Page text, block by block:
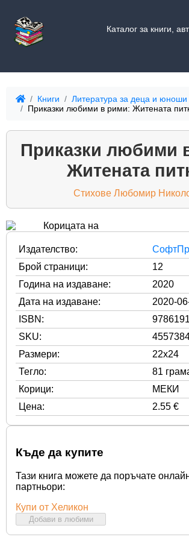
Каталог за книги,
Книги Литература за деца и юноши
Приказки любими в рими: Житената
Приказки любими
Житената
Стихове Любомир
Издателство:
Брой страници:
12
Година на издаване:
2020
Дата на издаване:
2020-
ISBN:
SKU:
Размери:
22x24
Тегло:
81
Корици:
МЕКИ
Цена:
2.55 €
Къде да купите
Тази книга можете да поръчате
партньори:
Купи от Хеликон
Добави в любими